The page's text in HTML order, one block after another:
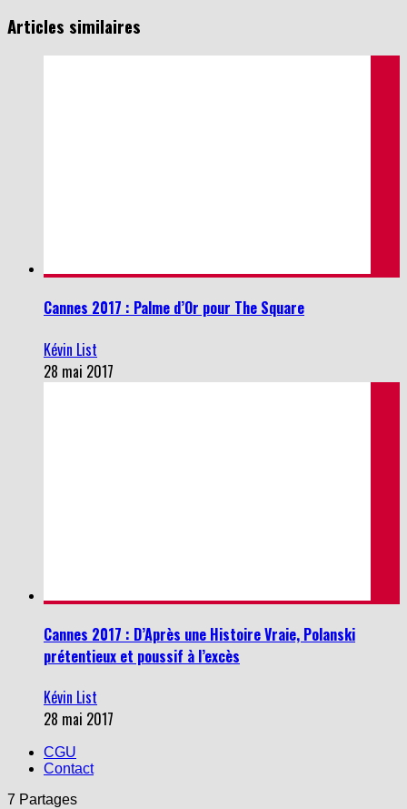
Articles similaires
Cannes 2017 : Palme d’Or pour The Square
Kévin List
28 mai 2017
Cannes 2017 : D’Après une Histoire Vraie, Polanski
prétentieux et poussif à l’excès
Kévin List
28 mai 2017
CGU
Contact
7 Partages